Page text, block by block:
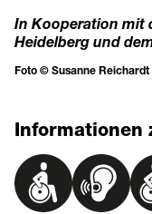
In Kooperation mit
Heidelberg und
Foto © Susanne Reichardt
Informationen